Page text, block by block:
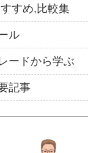
すめ,比較集
ル
ードから学ぶ
記事